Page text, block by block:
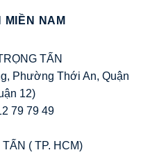
NAM
TẤN
Phường Thới An, Quận
12)
79 79 49
( TP. HCM)